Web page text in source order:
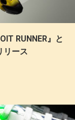
RUNNER』と
リース